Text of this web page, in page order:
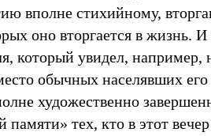
вполне стихийному,
оно вторгается в жизнь.
который увидел,
обычных населявших его
художественно
памяти» тех, кто в этот